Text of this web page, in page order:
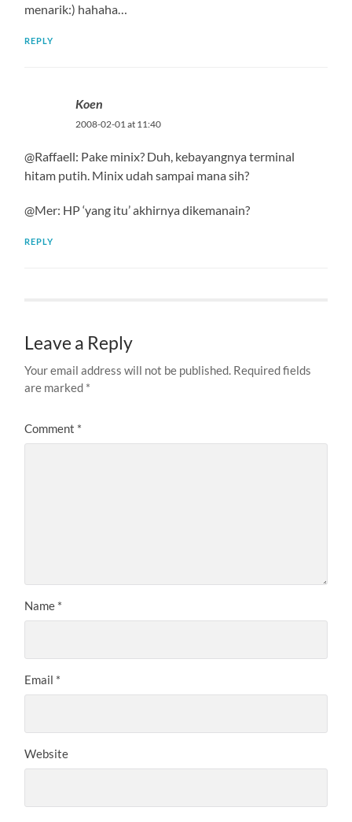
menarik:) hahaha…
REPLY
Koen
2008-02-01 at 11:40
@Raffaell: Pake minix? Duh, kebayangnya terminal
hitam putih. Minix udah sampai mana sih?
@Mer: HP ‘yang itu’ akhirnya dikemanain?
REPLY
Leave a Reply
Your email address will not be published. Required fields
are marked *
Comment *
Name *
Email *
Website